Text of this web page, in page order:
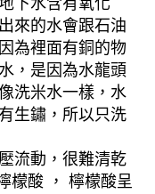
下水含有氧化
來的水會跟石油
為裡面有銅的物
，是因為水龍頭
洗米水一樣，水
生鏽，所以只洗
流動，很難清乾
檬酸 ， 檸檬酸呈